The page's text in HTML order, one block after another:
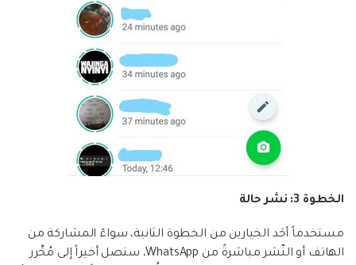
الخطوة 3: نشر حالة
مستخدماً أحَد الخيارين من الخطوة الثانية، سواءً المشاركة من
الهاتف أو النّشر مباشرةً من WhatsApp، ستصل أخيراً إلى مُحِّرر